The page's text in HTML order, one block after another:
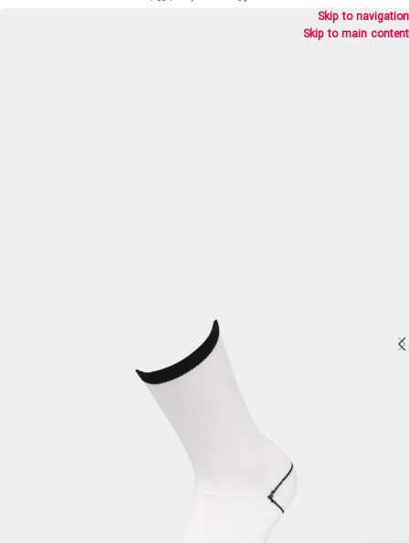
Skip to navigation
Skip to main content